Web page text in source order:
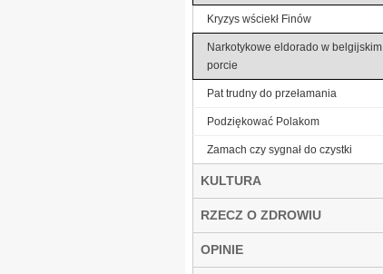
Kryzys wściekł Finów
Narkotykowe eldorado w belgijskim
porcie
Pat trudny do przełamania
Podziękować Polakom
Zamach czy sygnał do czystki
KULTURA
RZECZ O ZDROWIU
OPINIE